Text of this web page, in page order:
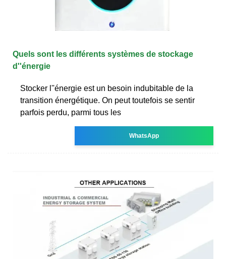
Quels sont les différents systèmes de stockage
d''énergie
Stocker l''énergie est un besoin indubitable de la
transition énergétique. On peut toutefois se sentir
parfois perdu, parmi tous les
WhatsApp